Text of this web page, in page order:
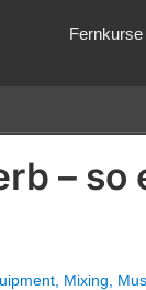
Fernkurse
–
Mixing